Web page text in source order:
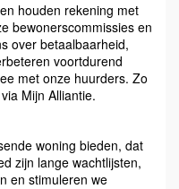
houden rekening met
bewonerscommissies en
over betaalbaarheid,
voortdurend
met onze huurders. Zo
Mijn Alliantie.
woning bieden, dat
zijn lange wachtlijsten,
en stimuleren we